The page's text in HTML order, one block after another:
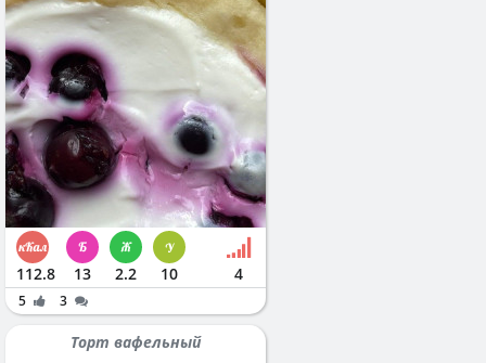
112.8 13 2.2 10 4
5 3
Торт вафельный